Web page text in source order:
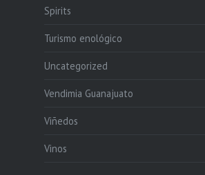
Spirits
Turismo enológico
Uncategorized
Vendimia Guanajuato
Viñedos
Vinos